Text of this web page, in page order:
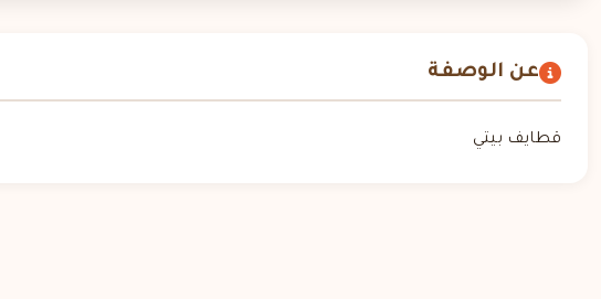
عن الوصفة
قطايف بيتي